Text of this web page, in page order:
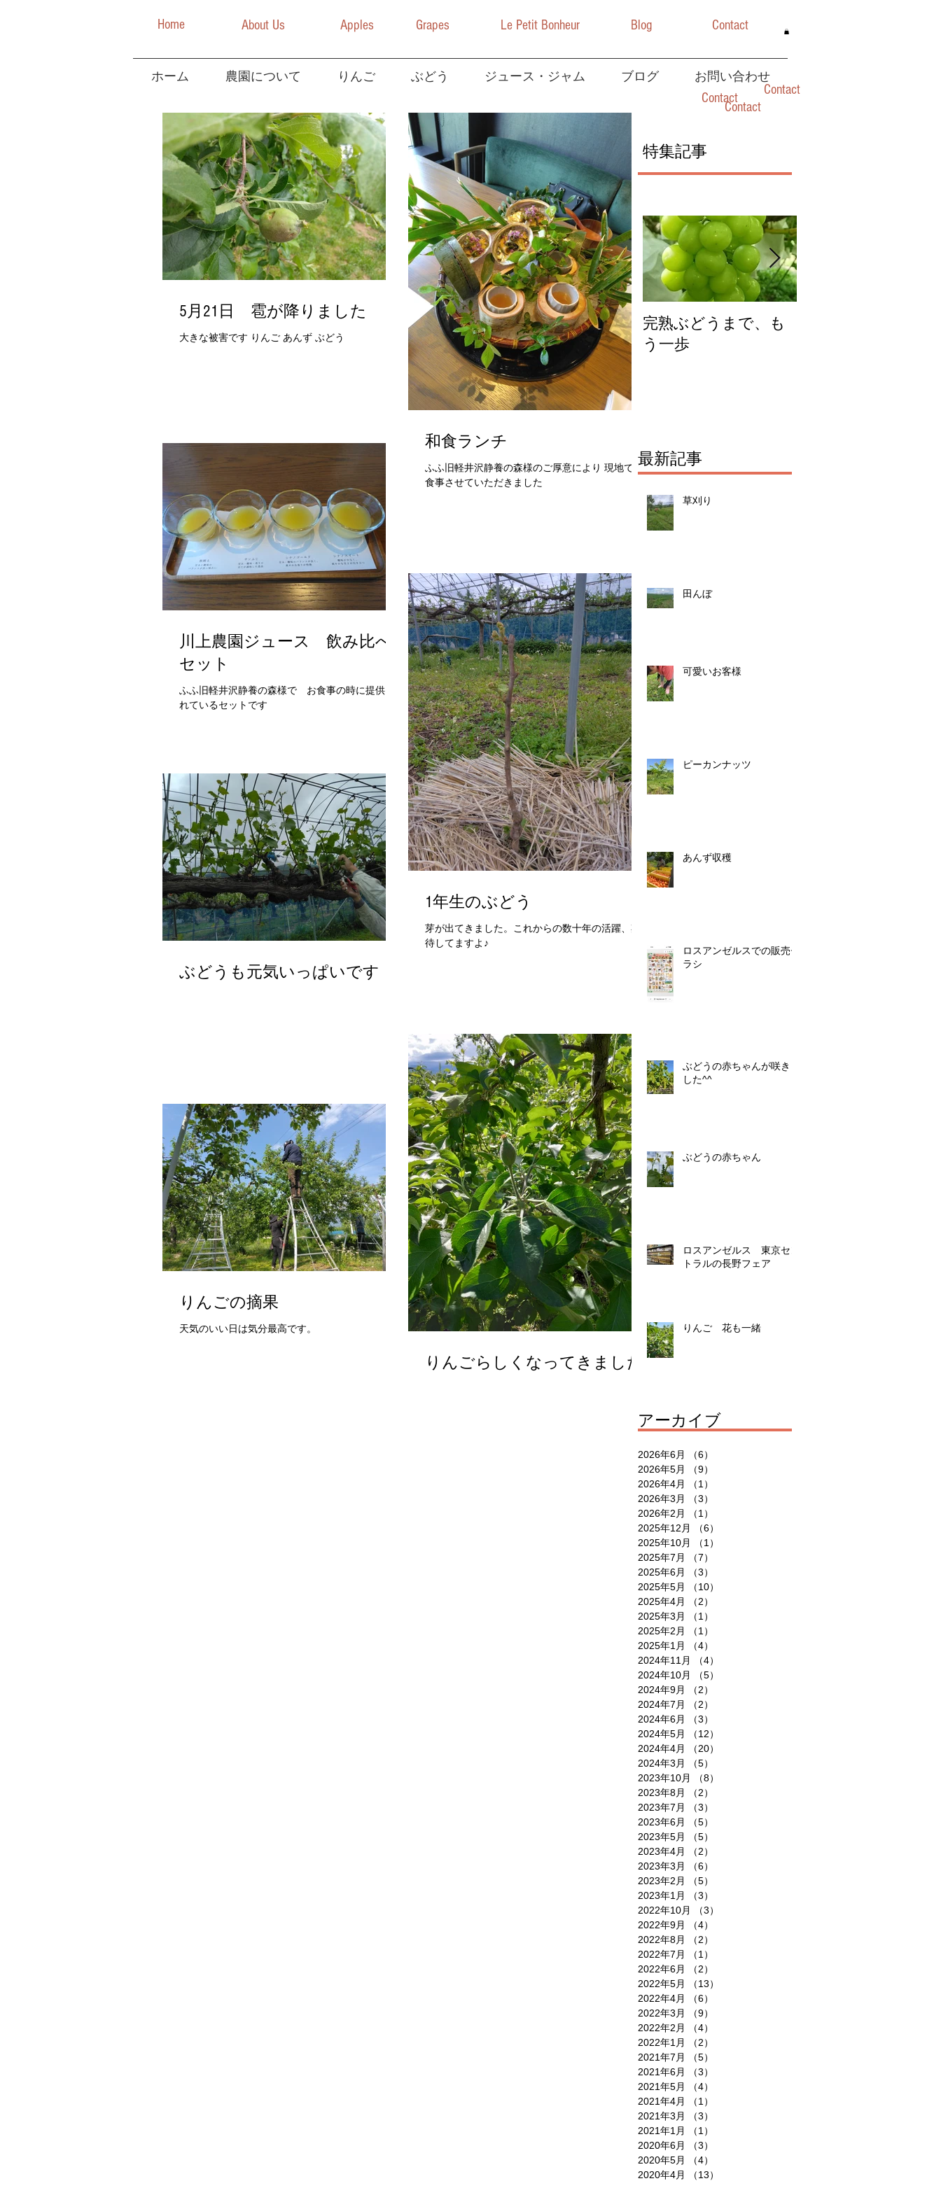
Home About Us Apples Grapes Le Petit Bonheur Blog Contact
ホーム 農園について りんご ぶどう ジュース・ジャム ブログ お問い合わせ
5月21日 雹が降りました
大きな被害です りんご あんず ぶどう
和食ランチ
ふふ旧軽井沢静養の森様のご厚意により 現地でお
食事させていただきました
川上農園ジュース 飲み比べ
セット
ふふ旧軽井沢静養の森様で お食事の時に提供さ
れているセットです
1年生のぶどう
芽が出てきました。これからの数十年の活躍、期
待してますよ♪
ぶどうも元気いっぱいです
りんごらしくなってきました
りんごの摘果
天気のいい日は気分最高です。
Contact
Contact
Contact
特集記事
完熟ぶどうまで、も
う一歩
最新記事
草刈り
田んぼ
可愛いお客様
ピーカンナッツ
あんず収穫
ロスアンゼルスでの販売チ
ラシ
ぶどうの赤ちゃんが咲きま
した^^
ぶどうの赤ちゃん
ロスアンゼルス 東京セン
トラルの長野フェア
りんご 花も一緒
アーカイブ
2026年6月 （6）
2026年5月
（9）
2026年4月
（1）
2026年3月
（3）
2026年2月
（1）
2025年12月
（6）
2025年10月
（1）
2025年7月
（7）
2025年6月
（3）
2025年5月
（10）
2025年4月
（2）
2025年3月
（1）
2025年2月
（1）
2025年1月
（4）
2024年11月
（4）
2024年10月
（5）
2024年9月
（2）
2024年7月
（2）
2024年6月
（3）
2024年5月
（12）
2024年4月
（20）
2024年3月
（5）
2023年10月
（8）
2023年8月
（2）
2023年7月
（3）
2023年6月
（5）
2023年5月
（5）
2023年4月
（2）
2023年3月
（6）
2023年2月
（5）
2023年1月
（3）
2022年10月
（3）
2022年9月
（4）
2022年8月
（2）
2022年7月
（1）
2022年6月
（2）
2022年5月
（13）
2022年4月
（6）
2022年3月
（9）
2022年2月
（4）
2022年1月
（2）
2021年7月
（5）
2021年6月
（3）
2021年5月
（4）
2021年4月
（1）
2021年3月
（3）
2021年1月
（1）
2020年6月
（3）
2020年5月
（4）
2020年4月
（13）